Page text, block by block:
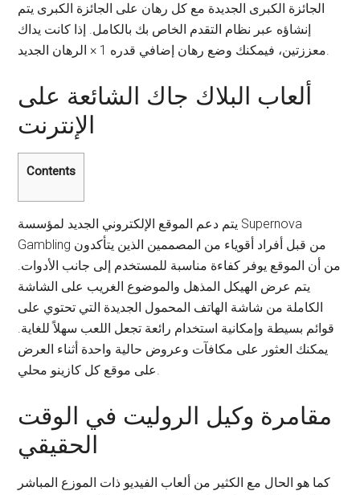
الجائزة الكبرى الجديدة مع كل رهان على الجائزة الكبرى يتم
إنشاؤه عبر نظام التقدم الخاص بك بالكامل. إذا كانت يداك
معززتين، فيمكنك وضع رهان إضافي قدره 1 × الرهان الجديد.
ألعاب البلاك جاك الشائعة على
الإنترنت
Contents
يتم دعم الموقع الإلكتروني الجديد لمؤسسة Supernova
Gambling من قبل أفراد أقوياء من المصممين الذين يتأكدون
من أن الموقع يوفر كفاءة مناسبة للمستخدم إلى جانب الأدوات.
يتم عرض الهيكل المذهل والموضوع الغريب على الشاشة
الكاملة من شاشة الهاتف المحمول الجديدة التي تحتوي على
قوائم بسيطة وإمكانية استخدام رائعة تجعل اللعب سهلاً للغاية.
يمكنك العثور على مكافآت وعروض حالية واحدة أثناء العرض
على موقع كل كازينو محلي.
مقامرة وكيل الروليت في الوقت
الحقيقي
كما هو الحال مع الكثير من ألعاب الفيديو ذات الموزع المباشر